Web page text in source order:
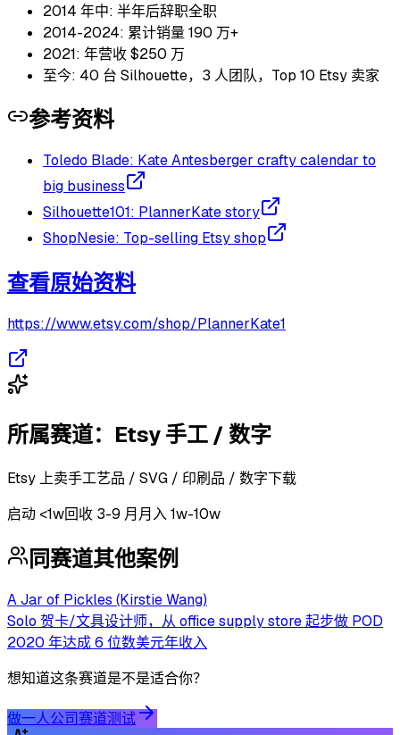
2014 年中: 半年后辞职全职
2014-2024: 累计销量 190 万+
2021: 年营收 $250 万
至今: 40 台 Silhouette，3 人团队，Top 10 Etsy 卖家
参考资料
Toledo Blade: Kate Antesberger crafty calendar to
big business
Silhouette101: PlannerKate story
ShopNesie: Top-selling Etsy shop
查看原始资料
https://www.etsy.com/shop/PlannerKate1
所属赛道： Etsy 手工 / 数字
Etsy 上卖手工艺品 / SVG / 印刷品 / 数字下载
启动 <1w回收 3-9 月 月入 1w-10w
同赛道其他案例
A Jar of Pickles (Kirstie Wang)
Solo 贺卡/文具设计师，从 office supply store 起步做 POD
2020 年达成 6 位数美元年收入
想知道这条赛道是不是适合你？
做一人公司赛道测试